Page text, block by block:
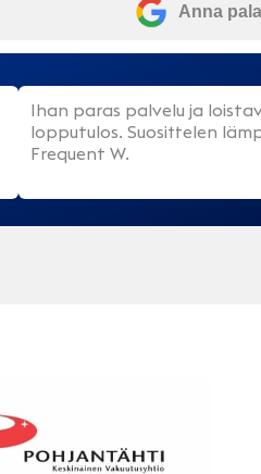
Anna
Ihan paras palvelu ja
lopputulos. Suosittelen
Frequent W.
Pohjantähti